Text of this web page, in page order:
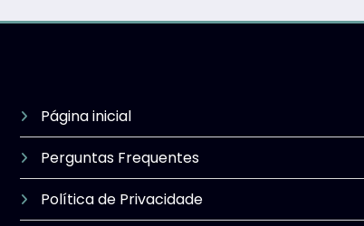
Página inicial
Perguntas Frequentes
Política de Privacidade